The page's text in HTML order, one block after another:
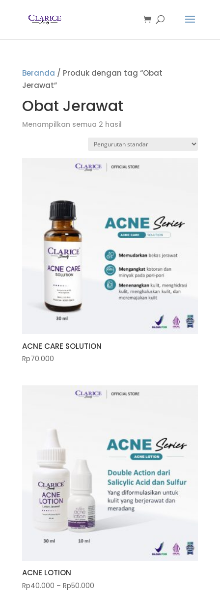
Beranda / Produk dengan tag “Obat
Jerawat”
Obat Jerawat
Menampilkan semua 2 hasil
ACNE CARE SOLUTION
Rp70.000
ACNE LOTION
Rp40.000 – Rp50.000